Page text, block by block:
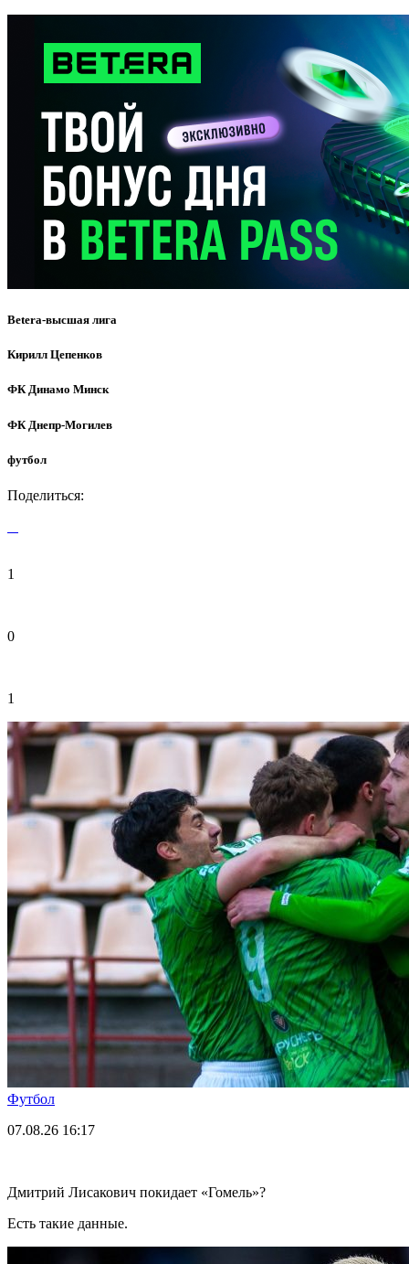
Betera-высшая лига
Кирилл Цепенков
ФК Динамо Минск
ФК Днепр-Могилев
футбол
Поделиться:
1
0
1
Футбол
07.08.26 16:17
Дмитрий Лисакович покидает «Гомель»?
Есть такие данные.